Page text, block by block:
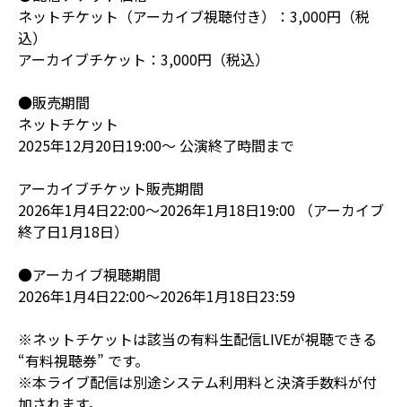
ネットチケット（アーカイブ視聴付き）：3,000円（税
込）
アーカイブチケット：3,000円（税込）
●販売期間
ネットチケット
2025年12月20日19:00～ 公演終了時間まで
アーカイブチケット販売期間
2026年1月4日22:00～2026年1月18日19:00 （アーカイブ
終了日1月18日）
●アーカイブ視聴期間
2026年1月4日22:00～2026年1月18日23:59
※ネットチケットは該当の有料生配信LIVEが視聴できる
“有料視聴券” です。
※本ライブ配信は別途システム利用料と決済手数料が付